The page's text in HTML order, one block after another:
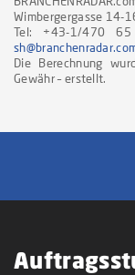
Wimbergergasse 14-
Tel: +43-1/470 65
Die Berechnung
Gewähr – erstellt.